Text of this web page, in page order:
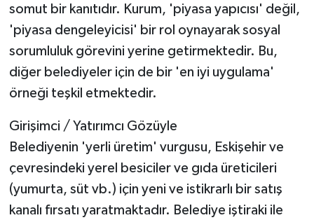
somut bir kanıtıdır. Kurum, 'piyasa yapıcısı' değil,
'piyasa dengeleyicisi' bir rol oynayarak sosyal
sorumluluk görevini yerine getirmektedir. Bu,
diğer belediyeler için de bir 'en iyi uygulama'
örneği teşkil etmektedir.
Girişimci / Yatırımcı Gözüyle
Belediyenin 'yerli üretim' vurgusu, Eskişehir ve
çevresindeki yerel besiciler ve gıda üreticileri
(yumurta, süt vb.) için yeni ve istikrarlı bir satış
kanalı fırsatı yaratmaktadır. Belediye iştiraki ile